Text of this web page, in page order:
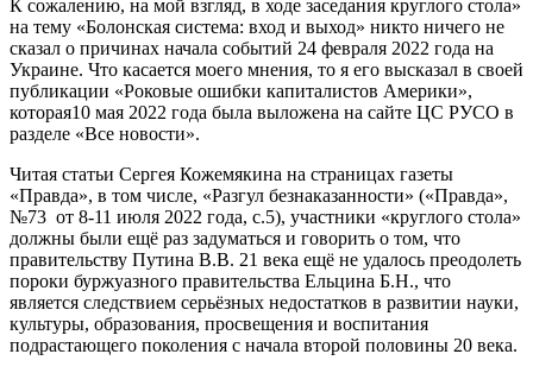
К сожалению, на мой взгляд, в ходе заседания круглого стола»
на тему «Болонская система: вход и выход» никто ничего не
сказал о причинах начала событий 24 февраля 2022 года на
Украине. Что касается моего мнения, то я его высказал в своей
публикации «Роковые ошибки капиталистов Америки»,
которая10 мая 2022 года была выложена на сайте ЦС РУСО в
разделе «Все новости».
Читая статьи Сергея Кожемякина на страницах газеты
«Правда», в том числе, «Разгул безнаказанности» («Правда»,
№73 от 8-11 июля 2022 года, с.5), участники «круглого стола»
должны были ещё раз задуматься и говорить о том, что
правительству Путина В.В. 21 века ещё не удалось преодолеть
пороки буржуазного правительства Ельцина Б.Н., что
является следствием серьёзных недостатков в развитии науки,
культуры, образования, просвещения и воспитания
подрастающего поколения с начала второй половины 20 века.